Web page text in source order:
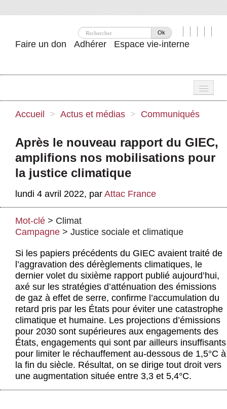
Ok
Faire un don Adhérer Espace vie-interne
Nos idées
Se mobiliser
Publications
Actus et médias
Boutique
Accueil > Actus et médias > Communiqués
Après le nouveau rapport du GIEC,
amplifions nos mobilisations pour
la justice climatique
lundi 4 avril 2022, par Attac France
Mot-clé > Climat
Campagne > Justice sociale et climatique
Si les papiers précédents du GIEC avaient traité de
l’aggravation des dérèglements climatiques, le
dernier volet du sixième rapport publié aujourd’hui,
axé sur les stratégies d’atténuation des émissions
de gaz à effet de serre, confirme l’accumulation du
retard pris par les États pour éviter une catastrophe
climatique et humaine. Les projections d’émissions
pour 2030 sont supérieures aux engagements des
États, engagements qui sont par ailleurs insuffisants
pour limiter le réchauffement au-dessous de 1,5°C à
la fin du siècle. Résultat, on se dirige tout droit vers
une augmentation située entre 3,3 et 5,4°C.